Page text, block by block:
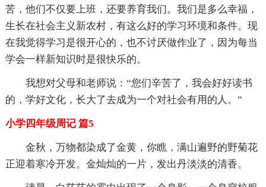
苦，他们不仅要上班，还要养育我们。我们是多么幸福，
生长在社会主义新农村，有这么好的学习环境和条件。现
在我觉得学习是很开心的，也不讨厌做作业了，因为每当
学会一样新知识时是很快乐的。
我想对父母和老师说：“您们辛苦了，我会好好读书
的，学好文化，长大了去成为一个对社会有用的人。”
小学四年级周记 篇5
金秋，万物都染成了金黄，你瞧，满山遍野的野菊花
正迎着寒冷开发。金灿灿的一片，发出丹淡淡的清香。